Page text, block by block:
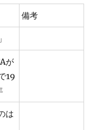
備考
が
19
は